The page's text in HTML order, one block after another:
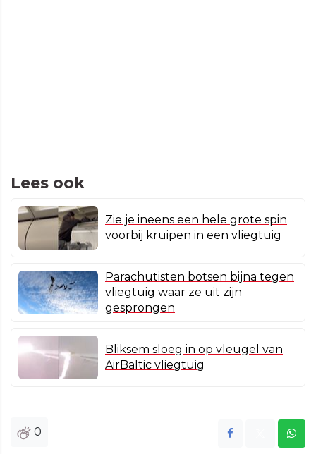
Lees ook
Zie je ineens een hele grote spin
voorbij kruipen in een vliegtuig
Parachutisten botsen bijna tegen
vliegtuig waar ze uit zijn
gesprongen
Bliksem sloeg in op vleugel van
AirBaltic vliegtuig
0